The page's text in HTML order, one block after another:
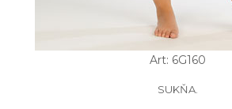
Art: 6G160
SUKŇA.